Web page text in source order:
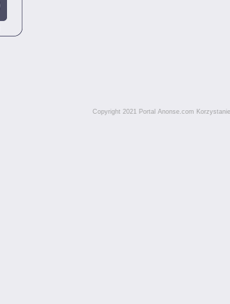
Copyright 2021 Portal Anonse.com